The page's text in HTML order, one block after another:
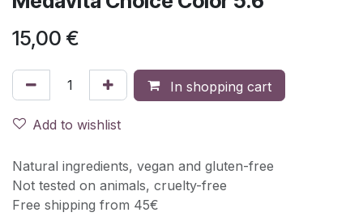
15,00 €
In shopping cart
Add to wishlist
Natural ingredients, vegan and gluten-free
Not tested on animals, cruelty-free
Free shipping from 45€